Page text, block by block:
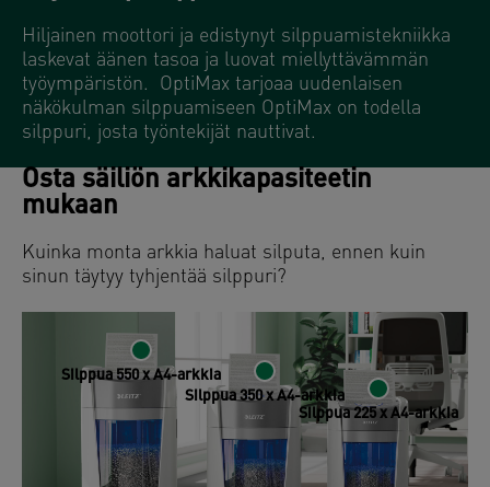
Hiljainen moottori ja edistynyt silppuamistekniikka
laskevat äänen tasoa ja luovat miellyttävämmän
työympäristön. OptiMax tarjoaa uudenlaisen
näkökulman silppuamiseen OptiMax on todella
silppuri, josta työntekijät nauttivat.
Osta säiliön arkkikapasiteetin
mukaan
Kuinka monta arkkia haluat silputa, ennen kuin
sinun täytyy tyhjentää silppuri?
Silppua 225 x A4-arkkia
Silppua 350 x A4-arkkia
Silppua 550 x A4-arkkia